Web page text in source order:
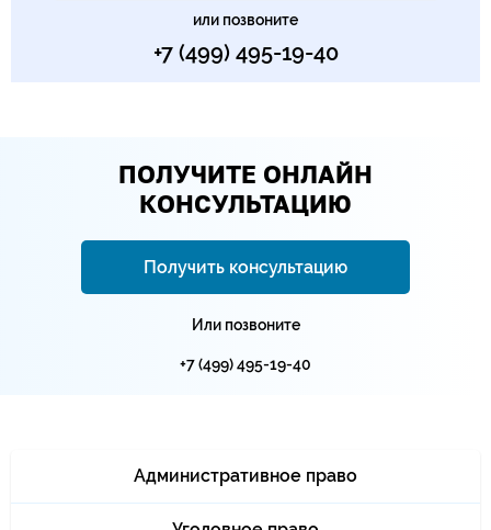
или позвоните
+7 (499) 495-19-40
ПОЛУЧИТЕ ОНЛАЙН
КОНСУЛЬТАЦИЮ
Получить консультацию
Или позвоните
+7 (499) 495-19-40
Административное право